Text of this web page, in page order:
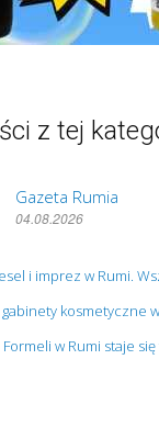
z tej
Gazeta Rumia
04.08.2026
i imprez w Rumi.
kosmetyczne
Formeli w Rumi staje